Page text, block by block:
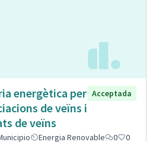
energètica per
de veïns i
de veïns
Acceptada
Energia Renovable 0 0